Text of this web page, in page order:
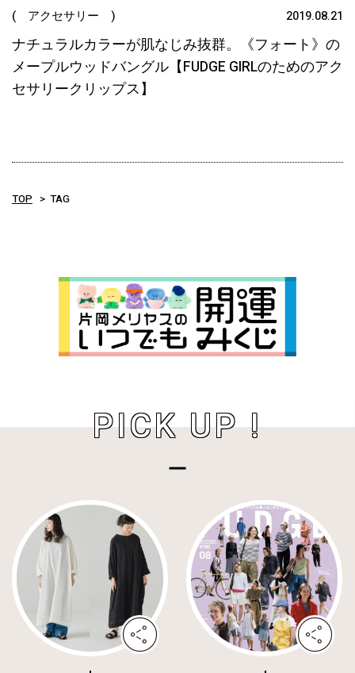
( アクセサリー ) 2019.08.21
ナチュラルカラーが肌なじみ抜群。《フォート》の
メープルウッドバングル【FUDGE GIRLのためのアク
セサリークリップス】
TOP TAG
PICK UP !